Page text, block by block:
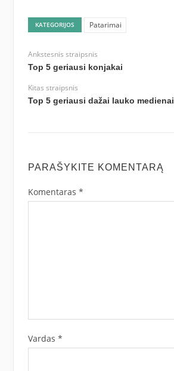
KATEGORIJOS Patarimai
Ankstesnis straipsnis
Top 5 geriausi konjakai
Kitas straipsnis
Top 5 geriausi dažai lauko medienai
PARAŠYKITE KOMENTARĄ
Komentaras *
Vardas *